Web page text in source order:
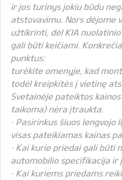
ir jos turinys jokiu būdu
atstovavimu. Nors dėjome
užtikrinti, dėl KIA
gali būti keičiami.
punktus:
turėkite omenyje, kad
todėl kreipkitės į vietinę
Svetainėje pateiktos
taikoma) nėra įtraukta.
· Pasirinkus šiuos
visas pateikiamas kainas
· Kai kurie priedai gali būti
automobilio specifikacija ir
· Kai kuriems priedams